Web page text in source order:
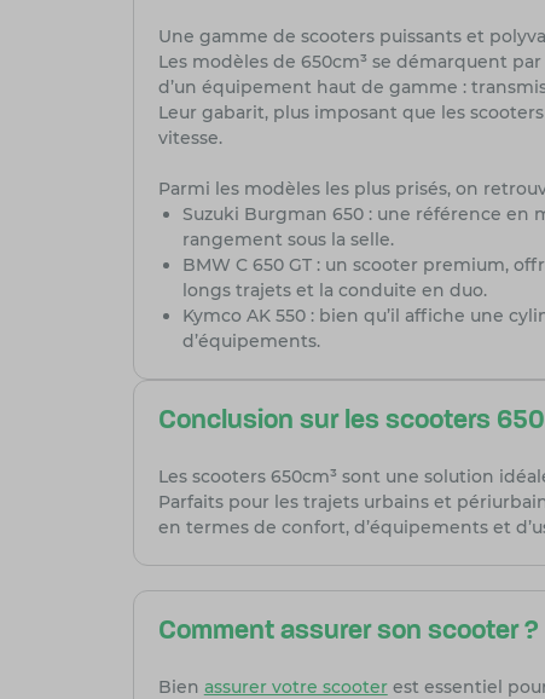
Une gamme de scooters puissants et
Les modèles de 650cm³ se démarquent
d’un équipement haut de gamme :
Leur gabarit, plus imposant que les
vitesse.
Parmi les modèles les plus prisés, on
Suzuki Burgman 650 : une référence en
rangement sous la selle.
BMW C 650 GT : un scooter premium,
longs trajets et la conduite en duo.
Kymco AK 550 : bien qu’il affiche une
d’équipements.
Conclusion sur les scooters
Les scooters 650cm³ sont une solution
Parfaits pour les trajets urbains et
en termes de confort, d’équipements et
Comment assurer son scooter ?
Bien assurer votre scooterest essentiel